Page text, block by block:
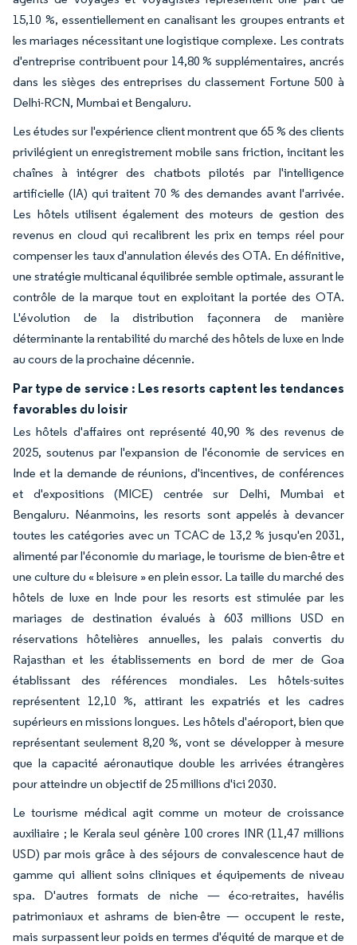
15,10 %, essentiellement en canalisant les groupes entrants et
les mariages nécessitant une logistique complexe. Les contrats
d'entreprise contribuent pour 14,80 % supplémentaires, ancrés
dans les sièges des entreprises du classement Fortune 500 à
Delhi-RCN, Mumbai et Bengaluru.
Les études sur l'expérience client montrent que 65 % des clients
privilégient un enregistrement mobile sans friction, incitant les
chaînes à intégrer des chatbots pilotés par l'intelligence
artificielle (IA) qui traitent 70 % des demandes avant l'arrivée.
Les hôtels utilisent également des moteurs de gestion des
revenus en cloud qui recalibrent les prix en temps réel pour
compenser les taux d'annulation élevés des OTA. En définitive,
une stratégie multicanal équilibrée semble optimale, assurant le
contrôle de la marque tout en exploitant la portée des OTA.
L'évolution de la distribution façonnera de manière
déterminante la rentabilité du marché des hôtels de luxe en Inde
au cours de la prochaine décennie.
Par type de service : Les resorts captent les tendances
favorables du loisir
Les hôtels d'affaires ont représenté 40,90 % des revenus de
2025, soutenus par l'expansion de l'économie de services en
Inde et la demande de réunions, d'incentives, de conférences
et d'expositions (MICE) centrée sur Delhi, Mumbai et
Bengaluru. Néanmoins, les resorts sont appelés à devancer
toutes les catégories avec un TCAC de 13,2 % jusqu'en 2031,
alimenté par l'économie du mariage, le tourisme de bien-être et
une culture du « bleisure » en plein essor. La taille du marché des
hôtels de luxe en Inde pour les resorts est stimulée par les
mariages de destination évalués à 603 millions USD en
réservations hôtelières annuelles, les palais convertis du
Rajasthan et les établissements en bord de mer de Goa
établissant des références mondiales. Les hôtels-suites
représentent 12,10 %, attirant les expatriés et les cadres
supérieurs en missions longues. Les hôtels d'aéroport, bien que
représentant seulement 8,20 %, vont se développer à mesure
que la capacité aéronautique double les arrivées étrangères
pour atteindre un objectif de 25 millions d'ici 2030.
Le tourisme médical agit comme un moteur de croissance
auxiliaire ; le Kerala seul génère 100 crores INR (11,47 millions
USD) par mois grâce à des séjours de convalescence haut de
gamme qui allient soins cliniques et équipements de niveau
spa. D'autres formats de niche — éco-retraites, havélis
patrimoniaux et ashrams de bien-être — occupent le reste,
mais surpassent leur poids en termes d'équité de marque et de